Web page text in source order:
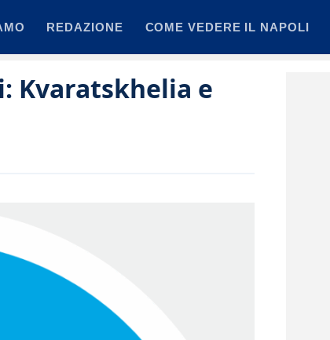
REDAZIONE COME VEDERE IL NAPOLI
Kvaratskhelia e